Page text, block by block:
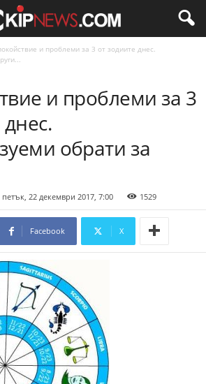
и проблеми за 3 от зодиите днес.
и проблеми за 3
обрати за
петък, 22 декември 2017, 7:00 1529
Facebook X